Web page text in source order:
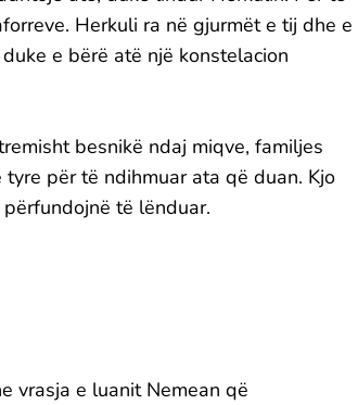
Herkuli ra në gjurmët e tij dhe e
e bërë atë një konstelacion
besnikë ndaj miqve, familjes
për të ndihmuar ata që duan. Kjo
të lënduar.
vrasja e luanit Nemean që